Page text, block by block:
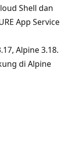
Shell dan
App Service
Alpine 3.18.
di Alpine